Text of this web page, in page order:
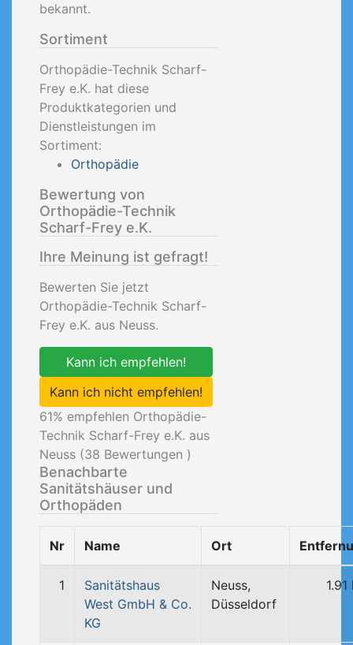
bekannt.
Sortiment
Orthopädie-Technik Scharf-
Frey e.K. hat diese
Produktkategorien und
Dienstleistungen im
Sortiment:
Orthopädie
Bewertung von
Orthopädie-Technik
Scharf-Frey e.K.
Ihre Meinung ist gefragt!
Bewerten Sie jetzt
Orthopädie-Technik Scharf-
Frey e.K. aus Neuss.
Kann ich empfehlen!
Kann ich nicht empfehlen!
61% empfehlen Orthopädie-
Technik Scharf-Frey e.K. aus
Neuss (38 Bewertungen )
Benachbarte
Sanitätshäuser und
Orthopäden
Nr Name Ort
1
Sanitätshaus
West GmbH & Co.
KG
Neuss,
Düsseldorf